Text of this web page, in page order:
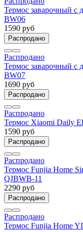
Термос заварочный с
BW06
1590 руб
Распродано
Распродано
Термос заварочный с
BW07
1690 руб
Распродано
Распродано
Термос Xiaomi Daily
1590 руб
Распродано
Распродано
Термос Funjia Home
QJBWB-11
2290 руб
Распродано
Распродано
Термос Funjia Home